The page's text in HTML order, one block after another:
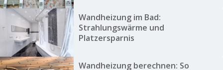
Wandheizung im Bad:
Strahlungswärme und
Platzersparnis
Wandheizung berechnen: So